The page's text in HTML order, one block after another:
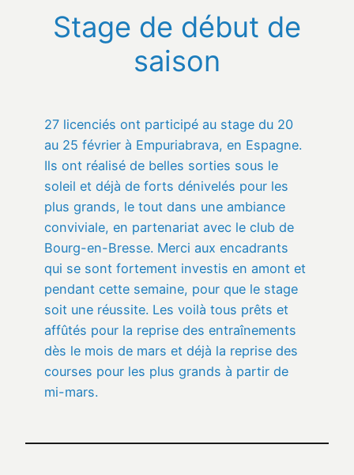
Stage de début de
saison
27 licenciés ont participé au stage du 20
au 25 février à Empuriabrava, en Espagne.
Ils ont réalisé de belles sorties sous le
soleil et déjà de forts dénivelés pour les
plus grands, le tout dans une ambiance
conviviale, en partenariat avec le club de
Bourg-en-Bresse. Merci aux encadrants
qui se sont fortement investis en amont et
pendant cette semaine, pour que le stage
soit une réussite. Les voilà tous prêts et
affûtés pour la reprise des entraînements
dès le mois de mars et déjà la reprise des
courses pour les plus grands à partir de
mi-mars.